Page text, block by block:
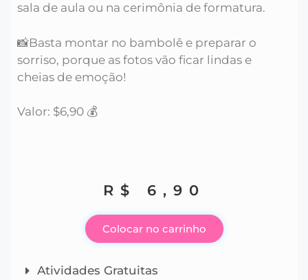
sala de aula ou na cerimônia de formatura.
📸Basta montar no bambolê e preparar o
sorriso, porque as fotos vão ficar lindas e
cheias de emoção!
Valor: $6,90 💰
R$ 6,90
Colocar no carrinho
Atividades Gratuitas